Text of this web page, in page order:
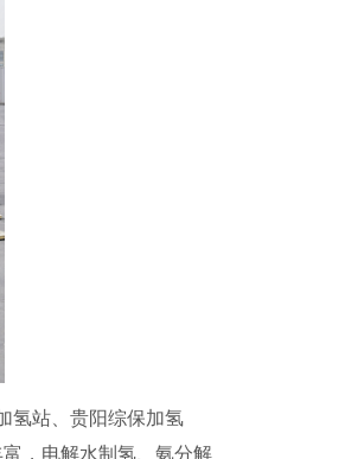
氢站、贵阳综保加氢
，电解水制氢、氨分解